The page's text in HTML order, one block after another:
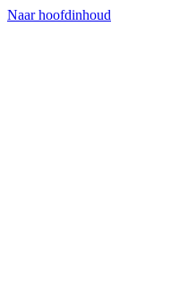
Naar hoofdinhoud